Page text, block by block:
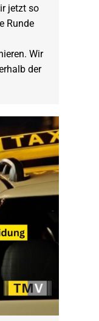
jetzt so
Runde
Wir
der